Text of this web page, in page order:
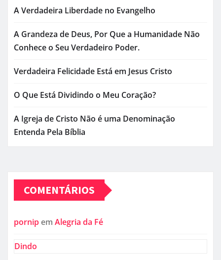
A Verdadeira Liberdade no Evangelho
A Grandeza de Deus, Por Que a Humanidade Não
Conhece o Seu Verdadeiro Poder.
Verdadeira Felicidade Está em Jesus Cristo
O Que Está Dividindo o Meu Coração?
A Igreja de Cristo Não é uma Denominação
Entenda Pela Bíblia
COMENTÁRIOS
pornip em Alegria da Fé
Dindo